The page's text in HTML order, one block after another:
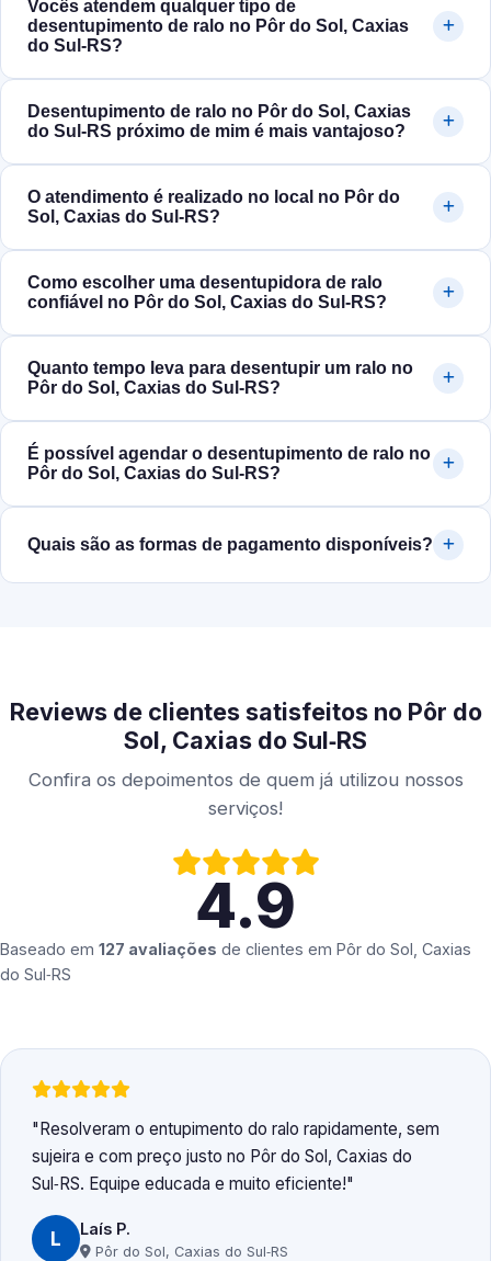
Vocês atendem qualquer tipo de
desentupimento de ralo no Pôr do Sol, Caxias
do Sul‑RS?
Desentupimento de ralo no Pôr do Sol, Caxias
do Sul‑RS próximo de mim é mais vantajoso?
O atendimento é realizado no local no Pôr do
Sol, Caxias do Sul‑RS?
Como escolher uma desentupidora de ralo
confiável no Pôr do Sol, Caxias do Sul‑RS?
Quanto tempo leva para desentupir um ralo no
Pôr do Sol, Caxias do Sul‑RS?
É possível agendar o desentupimento de ralo no
Pôr do Sol, Caxias do Sul‑RS?
Quais são as formas de pagamento disponíveis?
Reviews de clientes satisfeitos no Pôr do
Sol, Caxias do Sul‑RS
Confira os depoimentos de quem já utilizou nossos
serviços!
4.9
Baseado em 127 avaliações de clientes em Pôr do Sol, Caxias
do Sul‑RS
Resolveram o entupimento do ralo rapidamente, sem
sujeira e com preço justo no Pôr do Sol, Caxias do
Sul‑RS. Equipe educada e muito eficiente!
L Laís P.
Pôr do Sol, Caxias do Sul‑RS